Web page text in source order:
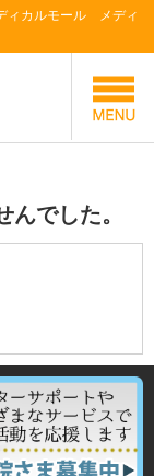
ィカルモール メディ
でした。